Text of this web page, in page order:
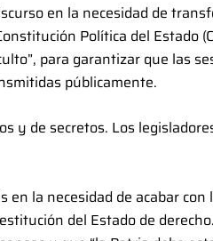
en la necesidad de
Política del Estado
para garantizar que las
públicamente.
y de secretos. Los
en la necesidad de acabar
del Estado de